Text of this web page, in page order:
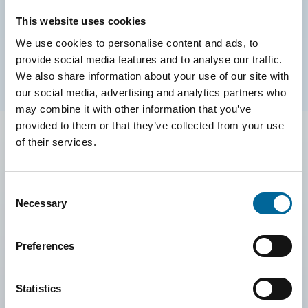
This website uses cookies
We use cookies to personalise content and ads, to
provide social media features and to analyse our traffic.
We also share information about your use of our site with
our social media, advertising and analytics partners who
may combine it with other information that you’ve
provided to them or that they’ve collected from your use
of their services.
Selection
Necessary
Preferences
Statistics
högtemperaturkablar. Fabriken förvärvades våren 2023.